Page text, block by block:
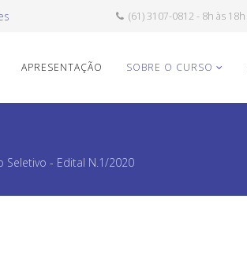
(61) 3107-0812 - 8h às 18h
APRESENTAÇÃO SOBRE O CURSO
Seletivo - Edital N.1/2020